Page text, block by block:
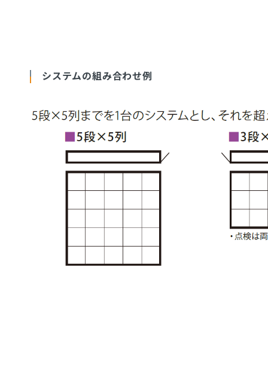
システムの組み合わせ例